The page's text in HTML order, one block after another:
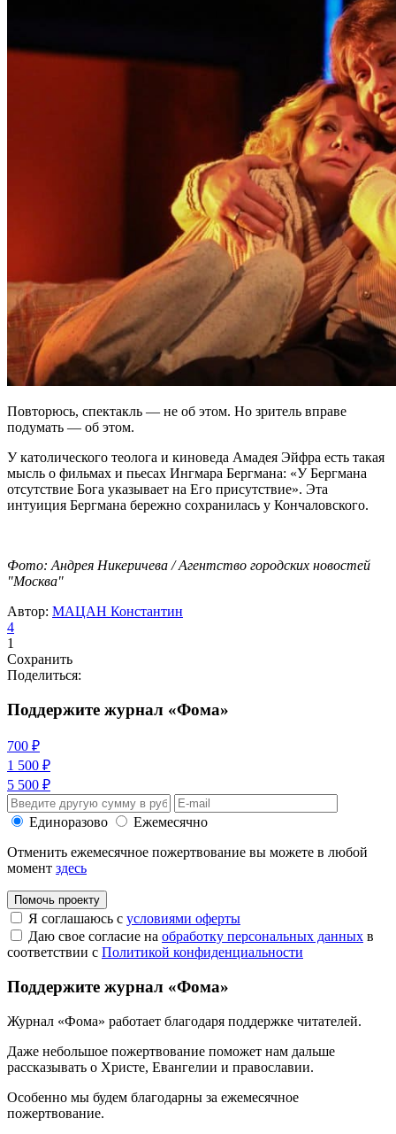
Повторюсь, спектакль — не об этом. Но зритель вправе
подумать — об этом.
У католического теолога и киноведа Амадея Эйфра есть такая
мысль о фильмах и пьесах Ингмара Бергмана: «У Бергмана
отсутствие Бога указывает на Его присутствие». Эта
интуиция Бергмана бережно сохранилась у Кончаловского.
Фото: Андрея Никеричева / Агентство городских новостей
"Москва"
Автор: МАЦАН Константин
4
1
Сохранить
Поделиться:
Поддержите журнал «Фома»
700 ₽
1 500 ₽
5 500 ₽
Единоразово
Ежемесячно
Отменить ежемесячное пожертвование вы можете в любой
момент здесь
Помочь проекту
Я соглашаюсь с условиями оферты
Даю свое согласие на обработку персональных данных в
соответствии с Политикой конфиденциальности
Поддержите журнал «Фома»
Журнал «Фома» работает благодаря поддержке читателей.
Даже небольшое пожертвование поможет нам дальше
рассказывать о Христе, Евангелии и православии.
Особенно мы будем благодарны за ежемесячное
пожертвование.